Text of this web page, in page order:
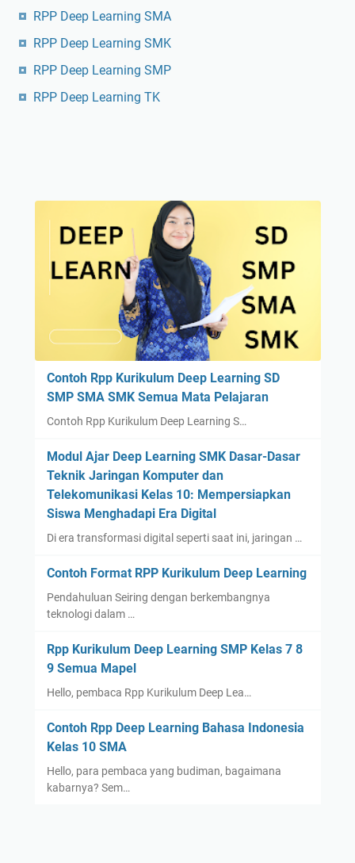
RPP Deep Learning SMA
RPP Deep Learning SMK
RPP Deep Learning SMP
RPP Deep Learning TK
Contoh Rpp Kurikulum Deep Learning SD
SMP SMA SMK Semua Mata Pelajaran
Contoh Rpp Kurikulum Deep Learning S…
Modul Ajar Deep Learning SMK Dasar-Dasar
Teknik Jaringan Komputer dan
Telekomunikasi Kelas 10: Mempersiapkan
Siswa Menghadapi Era Digital
Di era transformasi digital seperti saat ini, jaringan …
Contoh Format RPP Kurikulum Deep Learning
Pendahuluan Seiring dengan berkembangnya
teknologi dalam …
Rpp Kurikulum Deep Learning SMP Kelas 7 8
9 Semua Mapel
Hello, pembaca Rpp Kurikulum Deep Lea…
Contoh Rpp Deep Learning Bahasa Indonesia
Kelas 10 SMA
Hello, para pembaca yang budiman, bagaimana
kabarnya? Sem…